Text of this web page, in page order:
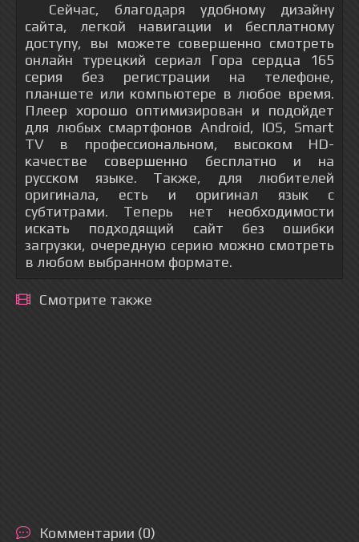
Сейчас, благодаря удобному дизайну
сайта, легкой навигации и бесплатному
доступу, вы можете совершенно смотреть
онлайн турецкий сериал Гора сердца 165
серия без регистрации на телефоне,
планшете или компьютере в любое время.
Плеер хорошо оптимизирован и подойдет
для любых смартфонов Android, IOS, Smart
TV в профессиональном, высоком HD-
качестве совершенно бесплатно и на
русском языке. Также, для любителей
оригинала, есть и оригинал язык с
субтитрами. Теперь нет необходимости
искать подходящий сайт без ошибки
загрузки, очередную серию можно смотреть
в любом выбранном формате.
Смотрите также
Комментарии (0)